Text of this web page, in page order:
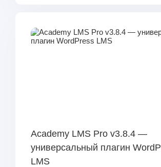
Academy LMS Pro v3.8.4 —
универсальный плагин
LMS